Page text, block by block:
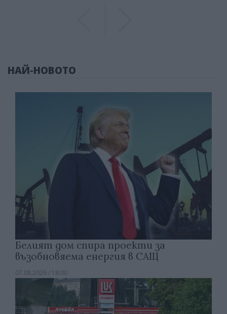
НАЙ-НОВОТО
Белият дом спира проекти за
възобновяема енергия в САЩ
07.08.2026 / 18:00